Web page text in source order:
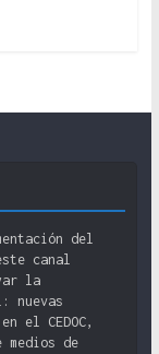
del
canal
la
nuevas
el CEDOC,
de